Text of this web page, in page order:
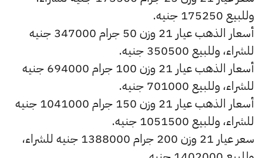
وللبيع 175250 جنيه.
أسعار الذهب عيار 21 وزن 50 جرام 347000 جنيه
للشراء، وللبيع 350500 جنيه.
أسعار الذهب عيار 21 وزن 100 جرام 694000 جنيه
للشراء، وللبيع 701000 جنيه.
أسعار الذهب عيار 21 وزن 150 جرام 1041000 جنيه
للشراء، وللبيع 1051500 جنيه.
سعر عيار 21 وزن 200 جرام 1388000 جنيه للشراء،